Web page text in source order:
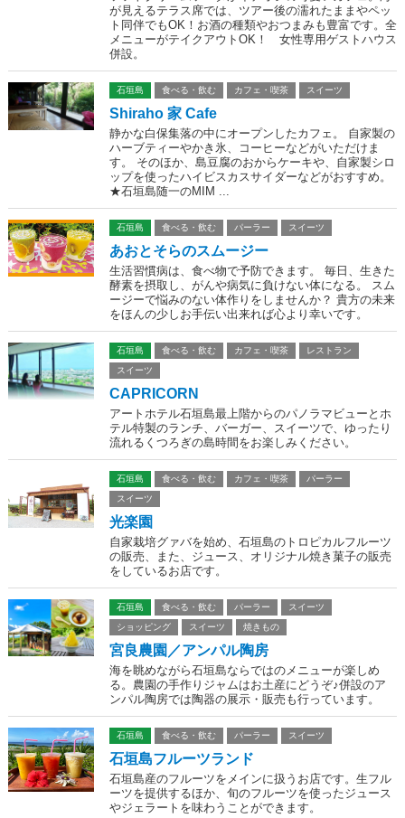
が見えるテラス席では、ツアー後の濡れたままやペッ
ト同伴でもOK！お酒の種類やおつまみも豊富です。全
メニューがテイクアウトOK！ 女性専用ゲストハウス
併設。
石垣島 食べる・飲む カフェ・喫茶 スイーツ
Shiraho 家 Cafe
静かな白保集落の中にオープンしたカフェ。 自家製の
ハーブティーやかき氷、コーヒーなどがいただけま
す。 そのほか、島豆腐のおからケーキや、自家製シロ
ップを使ったハイビスカスサイダーなどがおすすめ。
★石垣島随一のMIM ...
石垣島 食べる・飲む パーラー スイーツ
あおとそらのスムージー
生活習慣病は、食べ物で予防できます。 毎日、生きた
酵素を摂取し、がんや病気に負けない体になる。 スム
ージーで悩みのない体作りをしませんか？ 貴方の未来
をほんの少しお手伝い出来れば心より幸いです。
石垣島 食べる・飲む カフェ・喫茶
レストラン
スイーツ
CAPRICORN
アートホテル石垣島最上階からのパノラマビューとホ
テル特製のランチ、バーガー、スイーツで、ゆったり
流れるくつろぎの島時間をお楽しみください。
石垣島 食べる・飲む カフェ・喫茶
パーラー
スイーツ
光楽園
自家栽培グァバを始め、石垣島のトロピカルフルーツ
の販売、また、ジュース、オリジナル焼き菓子の販売
をしているお店です。
石垣島 食べる・飲む パーラー
スイーツ
ショッピング
スイーツ 焼きもの
宮良農園／アンパル陶房
海を眺めながら石垣島ならではのメニューが楽しめ
る。農園の手作りジャムはお土産にどうぞ♪併設のア
ンパル陶房では陶器の展示・販売も行っています。
石垣島 食べる・飲む パーラー スイーツ
石垣島フルーツランド
石垣島産のフルーツをメインに扱うお店です。生フル
ーツを提供するほか、旬のフルーツを使ったジュース
やジェラートを味わうことができます。